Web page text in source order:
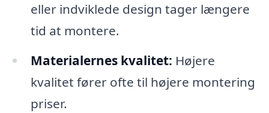
eller indviklede design tager længere
tid at montere.
Materialernes kvalitet: Højere
kvalitet fører ofte til højere montering
priser.